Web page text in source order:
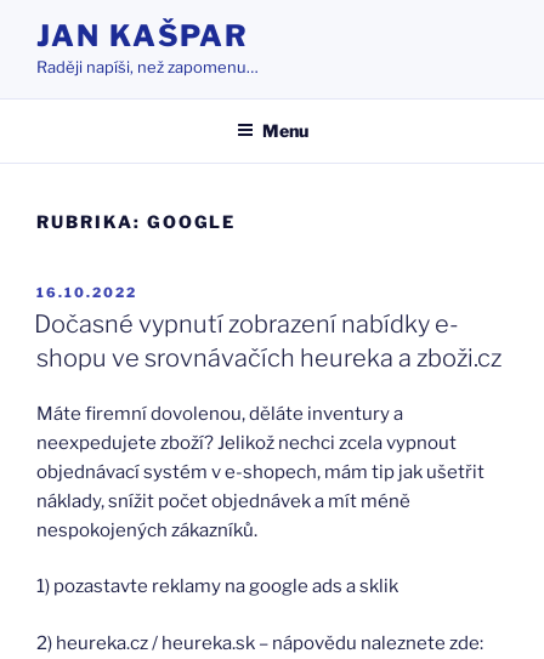
obsahu
webu
JAN KAŠPAR
Raději napíši, než zapomenu…
Menu
RUBRIKA: GOOGLE
PUBLIKOVÁNO
16.10.2022
Dočasné vypnutí zobrazení nabídky e-
shopu ve srovnávačích heureka a zboži.cz
Máte firemní dovolenou, děláte inventury a
neexpedujete zboží? Jelikož nechci zcela vypnout
objednávací systém v e-shopech, mám tip jak ušetřit
náklady, snížit počet objednávek a mít méně
nespokojených zákazníků.
1) pozastavte reklamy na google ads a sklik
2) heureka.cz / heureka.sk – nápovědu naleznete zde: